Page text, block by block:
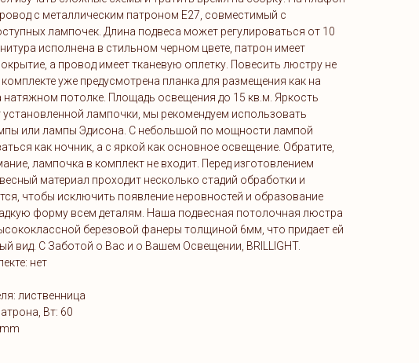
с металлическим патроном E27, совместимый с
лампочек. Длина подвеса может регулироваться от 10
исполнена в стильном черном цвете, патрон имеет
а провод имеет тканевую оплетку. Повесить люстру не
комплекте уже предусмотрена планка для размещения как на
натяжном потолке. Площадь освещения до 15 кв.м. Яркость
установленной лампочки, мы рекомендуем использовать
или лампы Эдисона. С небольшой по мощности лампой
как ночник, а с яркой как основное освещение. Обратите,
лампочка в комплект не входит. Перед изготовлением
материал проходит несколько стадий обработки и
чтобы исключить появление неровностей и образование
форму всем деталям. Наша подвесная потолочная люстра
березовой фанеры толщиной 6мм, что придает ей
вид. C Заботой о Вас и о Вашем Освещении, BRILLIGHT.
нет
лиственница
Вт: 60